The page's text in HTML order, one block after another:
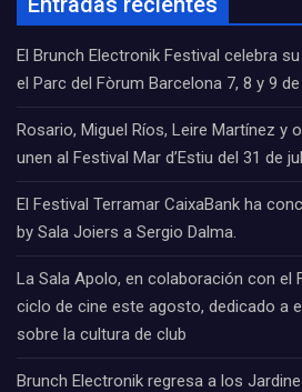
El Brunch Electronik Festival celebra
el Parc del Fòrum Barcelona 7, 8 y 9
Rosario, Miguel Ríos, Leire Martínez y
unen al Festival Mar d’Estiu del 31 de
El Festival Terramar CaixaBank ha
by Sala Joiers a Sergio Dalma.
La Sala Apolo, en colaboración con el
ciclo de cine este agosto, dedicado a
sobre la cultura de club
Brunch Electronik regresa a los